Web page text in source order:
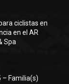
ciclistas en
en el AR
Spa
– Familia(s)